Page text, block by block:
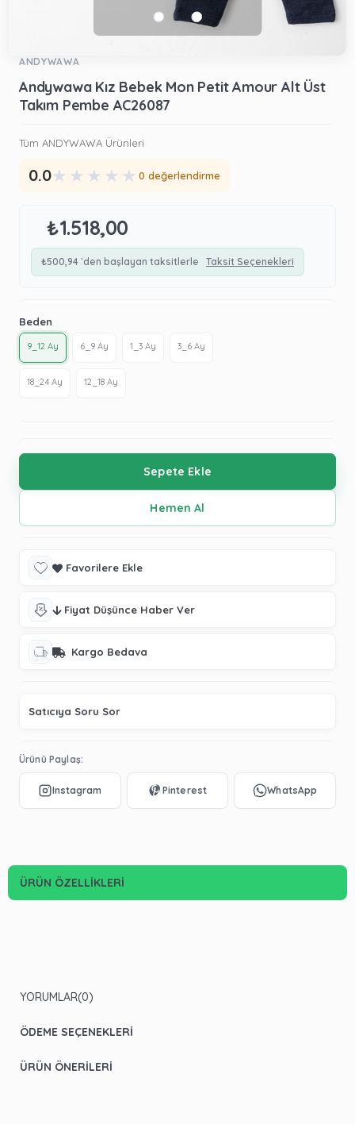
ANDYWAWA
Andywawa Kız Bebek Mon Petit Amour Alt Üst
Takım Pembe AC26087
Tüm ANDYWAWA Ürünleri
0.0★ ★ ★ ★ ★ 0 değerlendirme
₺1.518,00
₺500,94 `den başlayan taksitlerle Taksit Seçenekleri
Beden
9_12 Ay 6_9 Ay 1_3 Ay 3_6 Ay
18_24 Ay 12_18 Ay
Favorilere Ekle
Fiyat Düşünce Haber Ver
Kargo Bedava
Satıcıya Soru Sor
Ürünü Paylaş:
ÜRÜN ÖZELLIKLERI
YORUMLAR(0)
ÖDEME SEÇENEKLERI
ÜRÜN ÖNERILERI